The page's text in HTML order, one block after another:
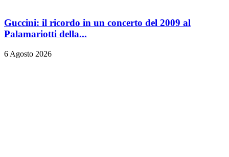
Guccini: il ricordo in un concerto del 2009 al
Palamariotti della...
6 Agosto 2026